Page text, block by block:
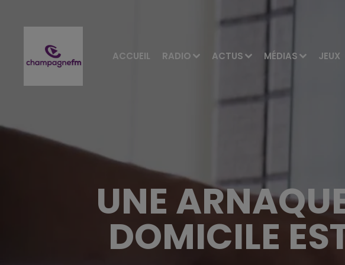
ACCUEIL RADIO ACTUS MÉDIAS JEUX
UNE
DOMICILE